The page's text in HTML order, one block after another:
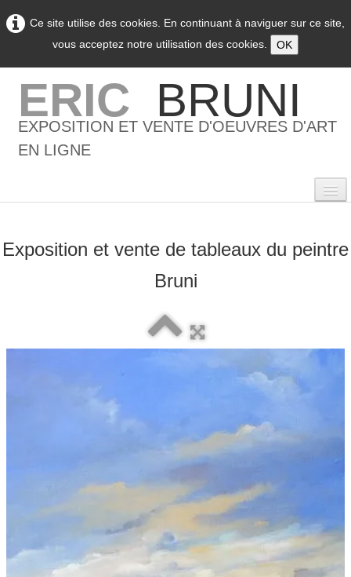
Ce site utilise des cookies. En continuant à naviguer sur ce site,
vous acceptez notre utilisation des cookies.
OK
ERIC BRUNI
EXPOSITION ET VENTE D'OEUVRES D'ART
EN LIGNE
0
Français
Exposition et vente de tableaux du peintre
Bruni